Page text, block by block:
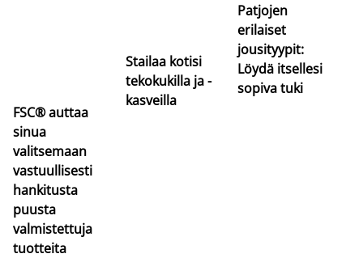
FSC® auttaa
sinua
valitsemaan
vastuullisesti
hankitusta
puusta
valmistettuja
tuotteita
Stailaa kotisi
tekokukilla ja -
kasveilla
Patjojen
erilaiset
jousityypit:
Löydä itsellesi
sopiva tuki